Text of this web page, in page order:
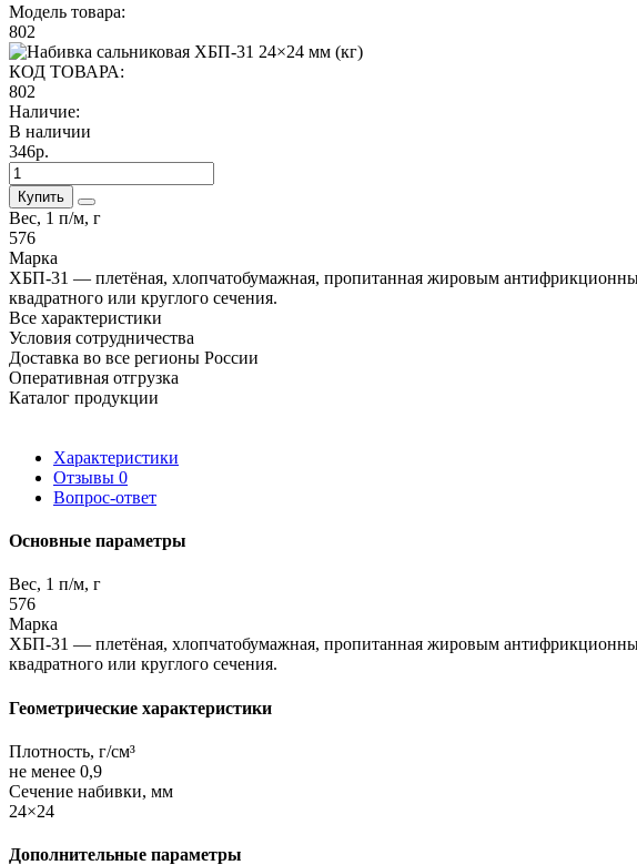
Модель товара:
802
КОД ТОВАРА:
802
Наличие:
В наличии
346р.
Купить
Вес, 1 п/м, г
576
Марка
ХБП-31 — плетёная, хлопчатобумажная, пропитанная жировым
квадратного или круглого сечения.
Все характеристики
Условия сотрудничества
Доставка во все регионы России
Оперативная отгрузка
Каталог продукции
Характеристики
Отзывы 0
Вопрос-ответ
Основные параметры
Вес, 1 п/м, г
576
Марка
ХБП-31 — плетёная, хлопчатобумажная, пропитанная жировым
квадратного или круглого сечения.
Геометрические характеристики
Плотность, г/см³
не менее 0,9
Сечение набивки, мм
24×24
Дополнительные параметры